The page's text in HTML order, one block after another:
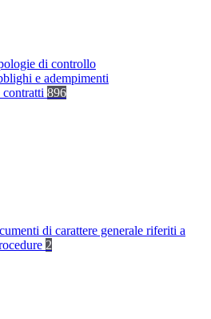
di controllo
e adempimenti
896
di carattere generale riferiti a
2